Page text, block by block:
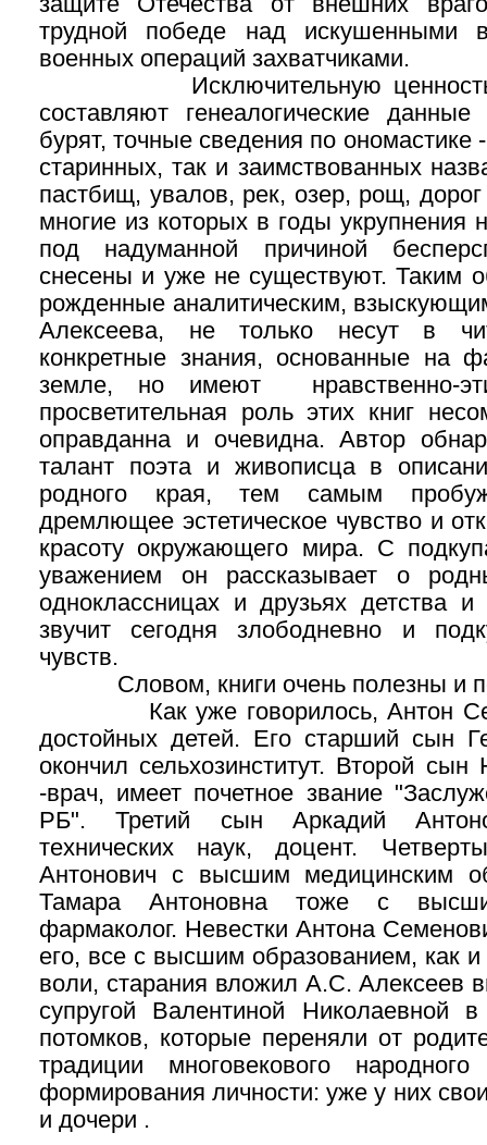
трудной победе над искушенными
военных операций захватчиками.
Исключительную ценность в
составляют генеалогические
бурят, точные сведения по ономастике
старинных, так и заимствованных
пастбищ, увалов, рек, озер, рощ,
многие из которых в годы укрупнения
под надуманной причиной
снесены и уже не существуют. Таким
рожденные аналитическим,
Алексеева, не только несут в
конкретные знания, основанные на
земле, но имеют нравственно-
просветительная роль этих книг
оправданна и очевидна. Автор
талант поэта и живописца в
родного края, тем самым
дремлющее эстетическое чувство и
красоту окружающего мира. С
уважением он рассказывает о
одноклассницах и друзьях детства
звучит сегодня злободневно и
чувств.
Словом, книги очень полезны и
Как уже говорилось, Антон
достойных детей. Его старший сын
окончил сельхозинститут. Второй
-врач, имеет почетное звание
РБ". Третий сын Аркадий
технических наук, доцент.
Антонович с высшим медицинским
Тамара Антоновна тоже с
фармаколог. Невестки Антона
его, все с высшим образованием, как
воли, старания вложил А.С. Алексеев
супругой Валентиной Николаевной
потомков, которые переняли от
традиции многовекового
формирования личности: уже у них
и дочери .